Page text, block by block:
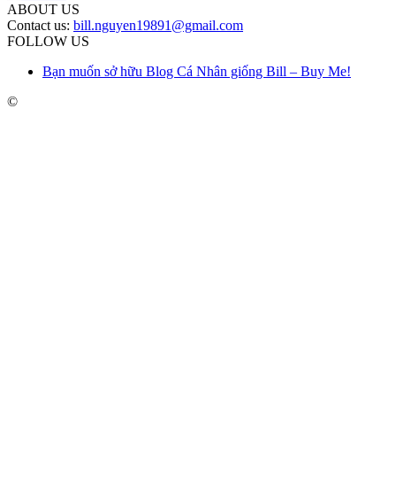
ABOUT US
Contact us: bill.nguyen19891@gmail.com
FOLLOW US
Bạn muốn sở hữu Blog Cá Nhân giống Bill – Buy Me!
©